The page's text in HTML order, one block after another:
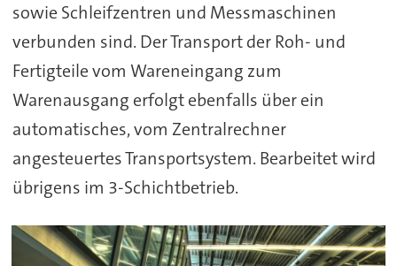
sowie Schleifzentren und Messmaschinen
verbunden sind. Der Transport der Roh- und
Fertigteile vom Wareneingang zum
Warenausgang erfolgt ebenfalls über ein
automatisches, vom Zentralrechner
angesteuertes Transportsystem. Bearbeitet wird
übrigens im 3-Schichtbetrieb.